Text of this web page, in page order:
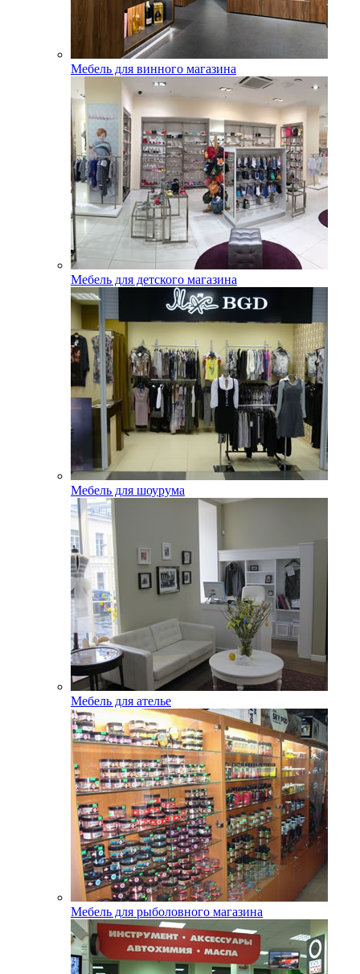
Мебель для винного магазина
Мебель для детского магазина
Мебель для шоурума
Мебель для ателье
Мебель для рыболовного магазина